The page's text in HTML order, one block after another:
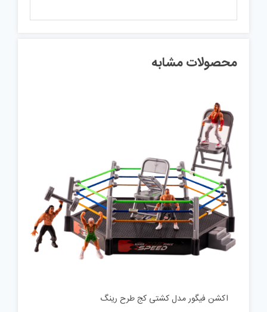
محصولات مشابه
اکشن فیگور مدل کشتی کج طرح رینگ